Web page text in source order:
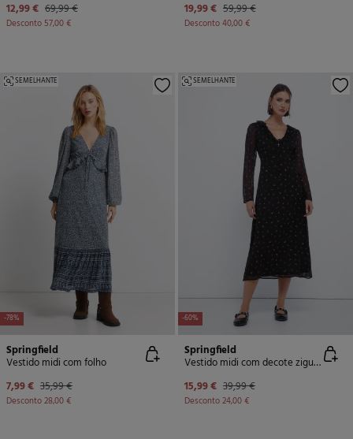
12,99 € 69,99 €
Desconto 57,00 €
19,99 € 59,99 €
Desconto40,00 €
-78%
SEMELHANTE
Springfield
Vestido midi com folho
7,99 € 35,99 €
Desconto28,00 €
-60%
SEMELHANTE
Springfield
Vestido midi com decote zigue-zague
15,99 € 39,99 €
Desconto24,00 €